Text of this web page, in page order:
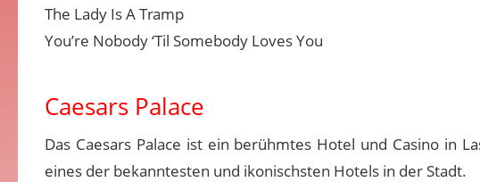
The Lady Is A Tramp
You’re Nobody ‘Til Somebody Loves You
Caesars Palace
Das Caesars Palace ist ein berühmtes Hotel und Casino in
eines der bekanntesten und ikonischsten Hotels in der Stadt.